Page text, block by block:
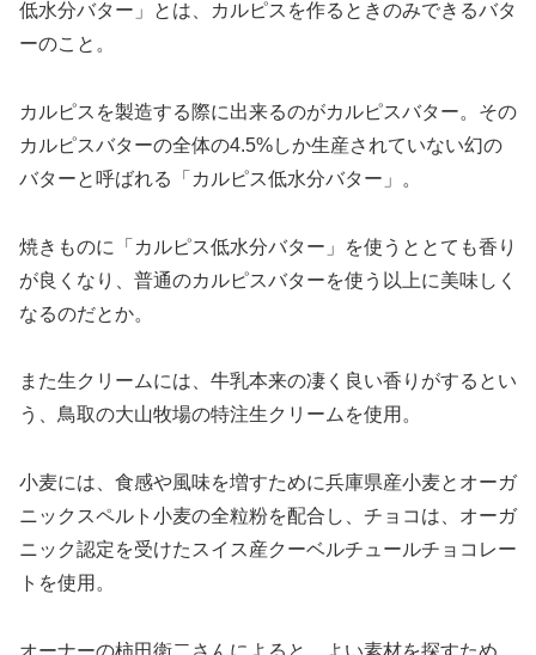
低水分バター」とは、カルピスを作るときのみできるバタ
ーのこと。
カルピスを製造する際に出来るのがカルピスバター。その
カルピスバターの全体の4.5%しか生産されていない幻の
バターと呼ばれる「カルピス低水分バター」。
焼きものに「カルピス低水分バター」を使うととても香り
が良くなり、普通のカルピスバターを使う以上に美味しく
なるのだとか。
また生クリームには、牛乳本来の凄く良い香りがするとい
う、鳥取の大山牧場の特注生クリームを使用。
小麦には、食感や風味を増すために兵庫県産小麦とオーガ
ニックスペルト小麦の全粒粉を配合し、チョコは、オーガ
ニック認定を受けたスイス産クーベルチュールチョコレー
トを使用。
オーナーの柿田衛二さんによると、よい素材を探すため、